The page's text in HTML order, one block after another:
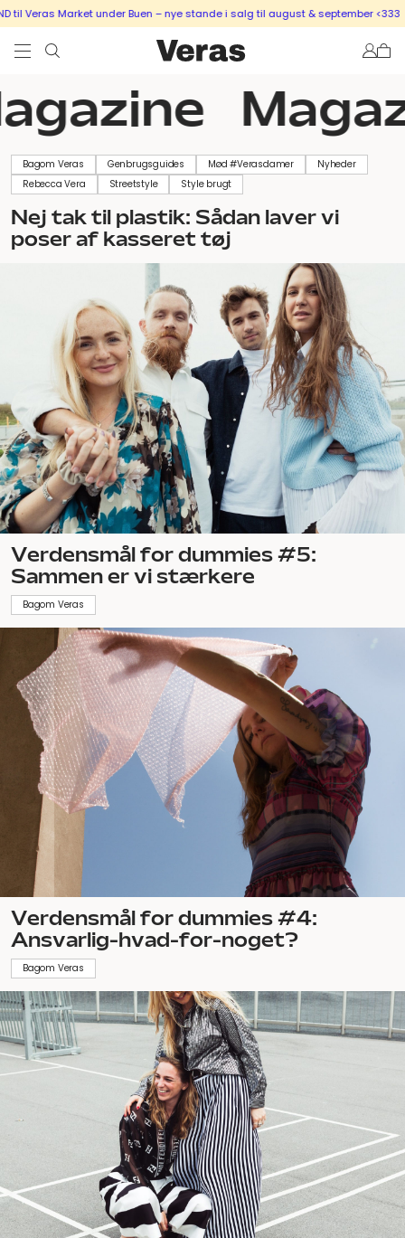
til Veras Market under Buen – nye stande i salg til august & september <333
Bagom Veras Genbrugsguides Mød #Verasdamer
Nyheder
Rebecca Vera
Streetstyle Style brugt
Nej tak til plastik: Sådan laver vi
poser af kasseret tøj
Verdensmål for dummies #5:
Sammen er vi stærkere
Bagom Veras
Verdensmål for dummies #4:
Ansvarlig-hvad-for-noget?
Bagom Veras